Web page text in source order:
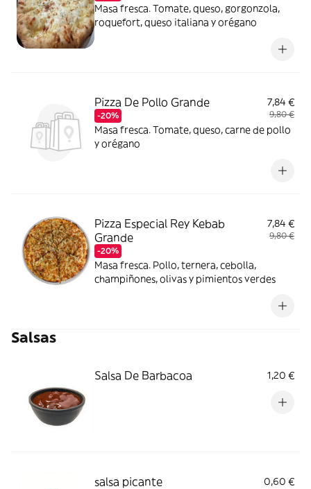
Masa fresca. Tomate, queso, gorgonzola,
roquefort, queso italiana y orégano
Pizza De Pollo Grande
-20%
7,84 €
9,80 €
Masa fresca. Tomate, queso, carne de pollo
y orégano
Pizza Especial Rey Kebab
Grande
-20%
7,84 €
9,80 €
Masa fresca. Pollo, ternera, cebolla,
champiñones, olivas y pimientos verdes
Salsas
Salsa De Barbacoa 1,20 €
salsa picante 0,60 €